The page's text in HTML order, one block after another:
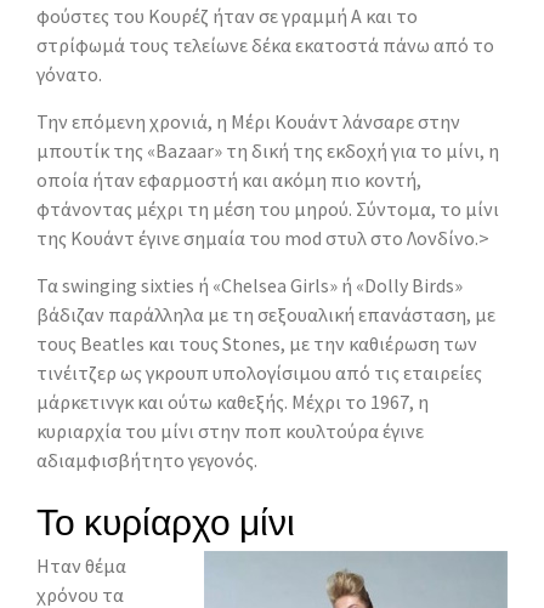
φούστες του Κουρέζ ήταν σε γραμμή Α και το
στρίφωμά τους τελείωνε δέκα εκατοστά πάνω από το
γόνατο.
Την επόμενη χρονιά, η Μέρι Κουάντ λάνσαρε στην
μπουτίκ της «Bazaar» τη δική της εκδοχή για το μίνι, η
οποία ήταν εφαρμοστή και ακόμη πιο κοντή,
φτάνοντας μέχρι τη μέση του μηρού. Σύντομα, το μίνι
της Κουάντ έγινε σημαία του mod στυλ στο Λονδίνο.>
Τα swinging sixties ή «Chelsea Girls» ή «Dolly Birds»
βάδιζαν παράλληλα με τη σεξουαλική επανάσταση, με
τους Beatles και τους Stones, με την καθιέρωση των
τινέιτζερ ως γκρουπ υπολογίσιμου από τις εταιρείες
μάρκετινγκ και ούτω καθεξής. Μέχρι τo 1967, η
κυριαρχία του μίνι στην ποπ κουλτούρα έγινε
αδιαμφισβήτητο γεγονός.
Το κυρίαρχο μίνι
Ηταν θέμα
χρόνου τα